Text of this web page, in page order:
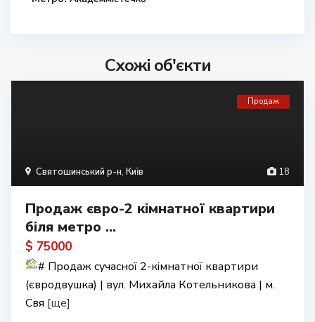
Схожі об'єкти
18
Святошинський р-н, Київ
Продаж
Продаж євро-2 кімнатної квартири
біля метро ...
$ 75000
# Продаж сучасної 2-кімнатної квартири
(євродвушка) | вул. Михайла Котельникова | м.
Свя [ще]